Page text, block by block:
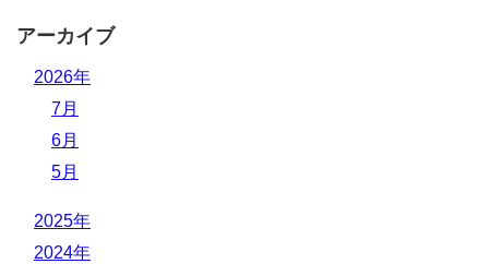
アーカイブ
2026年
7月
6月
5月
2025年
2024年